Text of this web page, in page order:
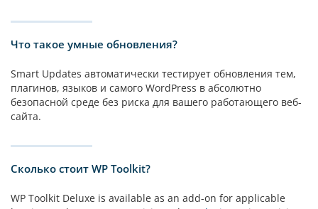
Что такое умные обновления?
Smart Updates автоматически тестирует обновления тем,
плагинов, языков и самого WordPress в абсолютно
безопасной среде без риска для вашего работающего веб-
сайта.
Сколько стоит WP Toolkit?
WP Toolkit Deluxe is available as an add-on for applicable